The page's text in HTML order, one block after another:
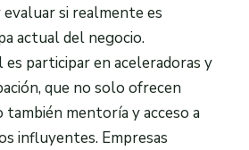
si realmente es
actual del negocio.
participar en aceleradoras y
que no solo ofrecen
también mentoría y acceso a
influyentes. Empresas